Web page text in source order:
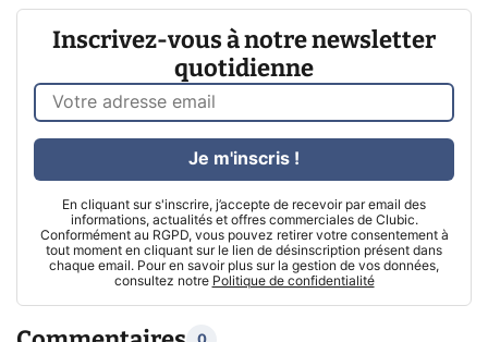
Inscrivez-vous à notre newsletter
quotidienne
En cliquant sur s'inscrire, j’accepte de recevoir par email des
informations, actualités et offres commerciales de Clubic.
Conformément au RGPD, vous pouvez retirer votre consentement à
tout moment en cliquant sur le lien de désinscription présent dans
chaque email. Pour en savoir plus sur la gestion de vos données,
consultez notre Politique de confidentialité
Je m'inscris !